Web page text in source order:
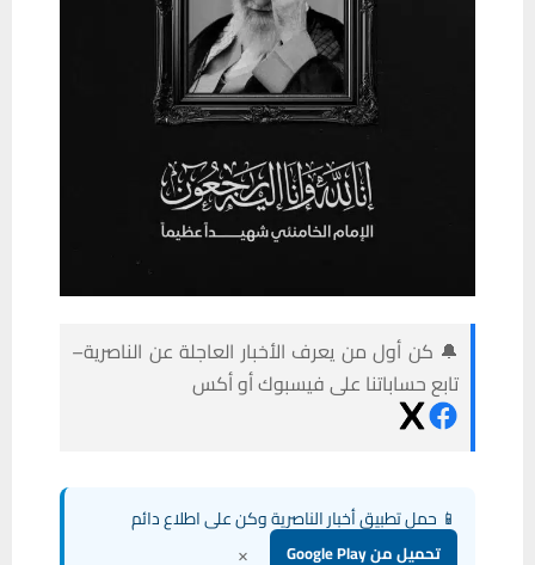
🔔 كن أول من يعرف الأخبار العاجلة عن الناصرية–
تابع حساباتنا على فيسبوك أو أكس
📱 حمل تطبيق أخبار الناصرية وكن على اطلاع دائم
تحميل من Google Play ×